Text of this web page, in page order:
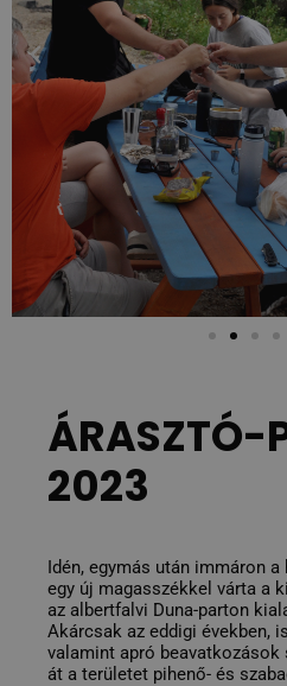
ÁRASZTÓ-
2023
Idén, egymás után immáron
egy új magasszékkel várta a
az albertfalvi Duna-parton
Akárcsak az eddigi években,
valamint apró
át a területet pihenő- és